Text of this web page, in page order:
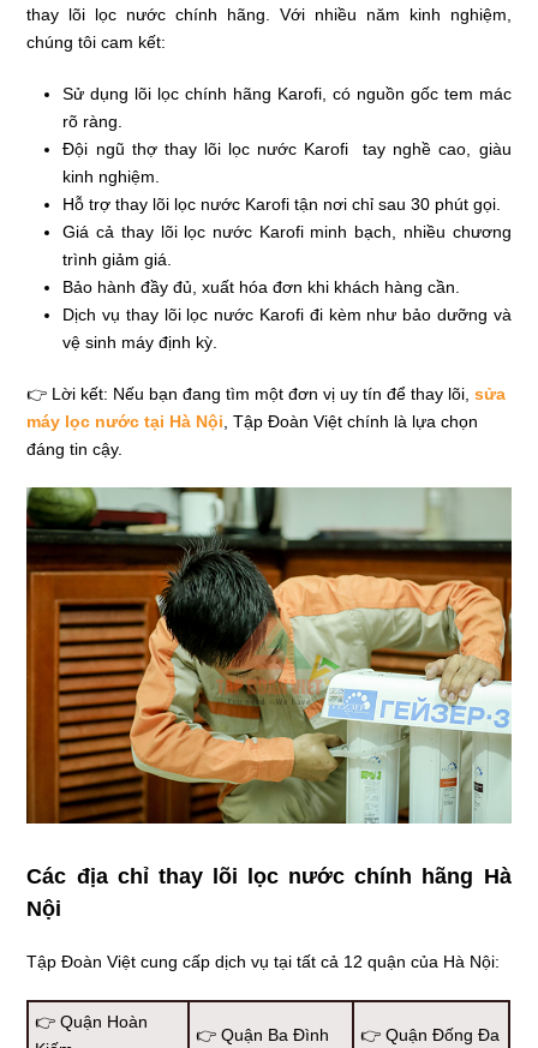
thay lõi lọc nước chính hãng. Với nhiều năm kinh nghiệm,
chúng tôi cam kết:
Sử dụng lõi lọc chính hãng Karofi, có nguồn gốc tem mác
rõ ràng.
Đội ngũ thợ thay lõi lọc nước Karofi tay nghề cao, giàu
kinh nghiệm.
Hỗ trợ thay lõi lọc nước Karofi tận nơi chỉ sau 30 phút gọi.
Giá cả thay lõi lọc nước Karofi minh bạch, nhiều chương
trình giảm giá.
Bảo hành đầy đủ, xuất hóa đơn khi khách hàng cần.
Dịch vụ thay lõi lọc nước Karofi đi kèm như bảo dưỡng và
vệ sinh máy định kỳ.
👉 Lời kết: Nếu bạn đang tìm một đơn vị uy tín để thay lõi,sửa
máy lọc nước tại Hà Nội, Tập Đoàn Việt chính là lựa chọn
đáng tin cậy.
Các địa chỉ thay lõi lọc nước chính hãng Hà
Nội
Tập Đoàn Việt cung cấp dịch vụ tại tất cả 12 quận của Hà Nội:
👉 Quận Hoàn
👉 Quận Ba Đình 👉 Quận Đống Đa